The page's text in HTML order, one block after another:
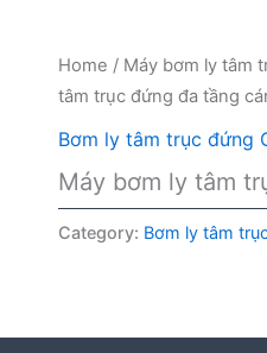
Home / Máy bơm ly tâm
tâm trục đứng đa tầng
Bơm ly tâm trục đứng
Máy bơm ly tâm
Category: Bơm ly tâm